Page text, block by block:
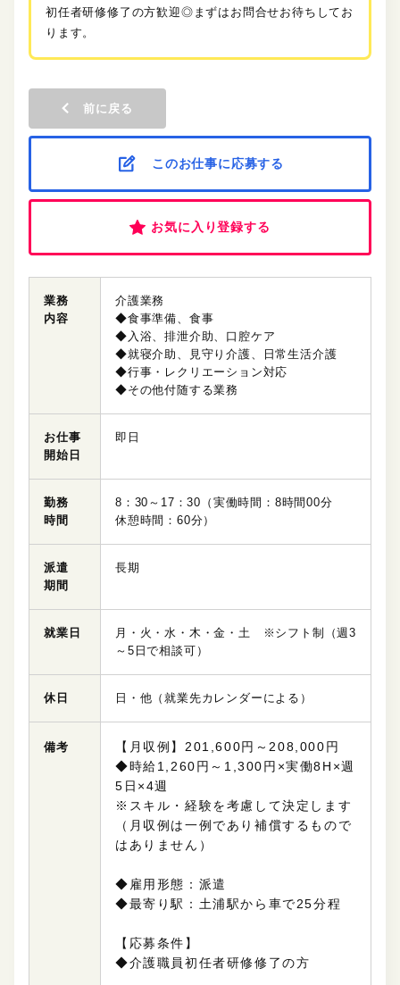
初任者研修修了の方歓迎◎まずはお問合せお待ちしてお
ります。
前に戻る
このお仕事に応募する
お気に入り登録する
業務
内容
介護業務
◆食事準備、食事
◆入浴、排泄介助、口腔ケア
◆就寝介助、見守り介護、日常生活介護
◆行事・レクリエーション対応
◆その他付随する業務
お仕事
開始日
即日
勤務
時間
8：30～17：30（実働時間：8時間00分
休憩時間：60分）
派遣
期間
長期
就業日
月・火・水・木・金・土 ※シフト制（週3
～5日で相談可）
休日 日・他（就業先カレンダーによる）
備考
【月収例】201,600円～208,000円
◆時給1,260円～1,300円×実働8H×週
5日×4週
※スキル・経験を考慮して決定します
（月収例は一例であり補償するもので
はありません）
◆雇用形態：派遣
◆最寄り駅：土浦駅から車で25分程
【応募条件】
◆介護職員初任者研修修了の方